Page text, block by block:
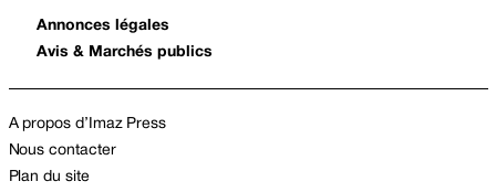
Annonces légales
Avis & Marchés publics
A propos d’Imaz Press
Nous contacter
Plan du site